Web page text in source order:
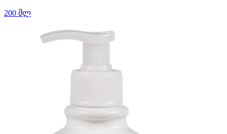
200 მლ